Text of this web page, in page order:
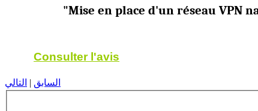
"Mise en place d'un réseau VPN
Consulter l'avis
السابق | التالي